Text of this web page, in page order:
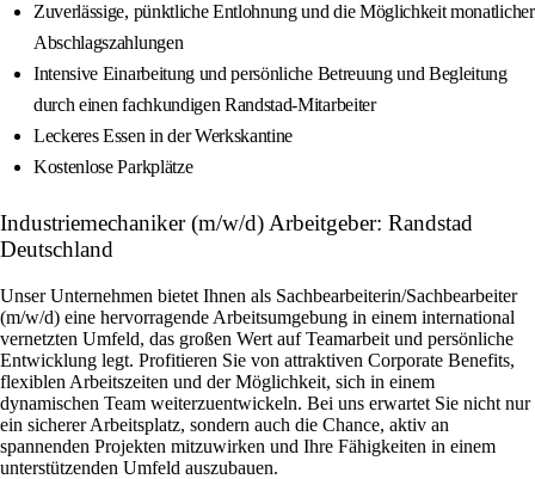
Zuverlässige, pünktliche Entlohnung und die Möglichkeit monatlicher
Abschlagszahlungen
Intensive Einarbeitung und persönliche Betreuung und Begleitung
durch einen fachkundigen Randstad-Mitarbeiter
Leckeres Essen in der Werkskantine
Kostenlose Parkplätze
Industriemechaniker (m/w/d) Arbeitgeber: Randstad
Deutschland
Unser Unternehmen bietet Ihnen als Sachbearbeiterin/Sachbearbeiter
(m/w/d) eine hervorragende Arbeitsumgebung in einem international
vernetzten Umfeld, das großen Wert auf Teamarbeit und persönliche
Entwicklung legt. Profitieren Sie von attraktiven Corporate Benefits,
flexiblen Arbeitszeiten und der Möglichkeit, sich in einem
dynamischen Team weiterzuentwickeln. Bei uns erwartet Sie nicht nur
ein sicherer Arbeitsplatz, sondern auch die Chance, aktiv an
spannenden Projekten mitzuwirken und Ihre Fähigkeiten in einem
unterstützenden Umfeld auszubauen.